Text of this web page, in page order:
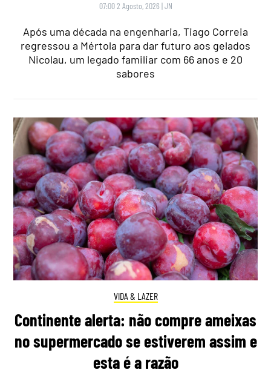
07:00 2 Agosto, 2026 |JN
Após uma década na engenharia, Tiago Correia
regressou a Mértola para dar futuro aos gelados
Nicolau, um legado familiar com 66 anos e 20
sabores
VIDA & LAZER
Continente alerta: não compre ameixas
no supermercado se estiverem assim e
esta é a razão